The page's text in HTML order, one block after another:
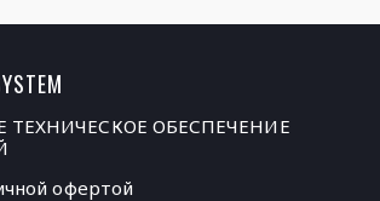
ТЕХНИЧЕСКОЕ ОБЕСПЕЧЕНИЕ
офертой